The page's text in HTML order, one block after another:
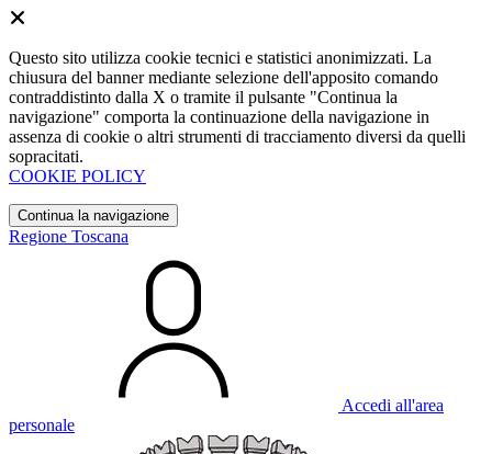
Questo sito utilizza cookie tecnici e statistici anonimizzati. La
chiusura del banner mediante selezione dell'apposito comando
contraddistinto dalla X o tramite il pulsante "Continua la
navigazione" comporta la continuazione della navigazione in
assenza di cookie o altri strumenti di tracciamento diversi da quelli
sopracitati.
COOKIE POLICY
Continua la navigazione
Regione Toscana
Accedi all'area
personale